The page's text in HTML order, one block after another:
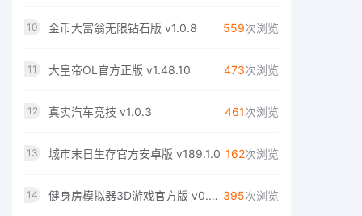
10 金币大富翁无限钻石版 v1.0.8 559次浏览
11 大皇帝OL官方正版 v1.48.10 473次浏览
12 真实汽车竞技 v1.0.3 461次浏览
13 城市末日生存官方安卓版 v189.1.0 162次浏览
14 健身房模拟器3D游戏官方版 v0.0.11 395次浏览